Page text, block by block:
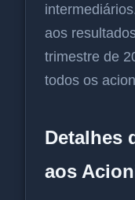
aos
trimestre de
todos os
Detalhes
aos